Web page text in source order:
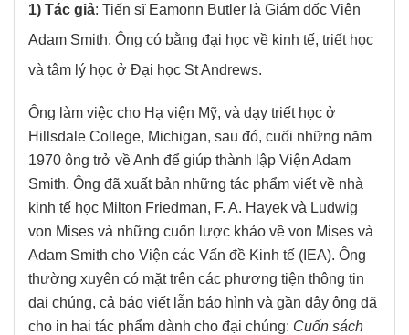
1) Tác giả: Tiến sĩ Eamonn Butler là Giám đốc Viện
Adam Smith. Ông có bằng đại học về kinh tế, triết học
và tâm lý học ở Đại học St Andrews.
Ông làm việc cho Hạ viện Mỹ, và dạy triết học ở
Hillsdale College, Michigan, sau đó, cuối những năm
1970 ông trở về Anh để giúp thành lập Viện Adam
Smith. Ông đã xuất bản những tác phẩm viết về nhà
kinh tế học Milton Friedman, F. A. Hayek và Ludwig
von Mises và những cuốn lược khảo về von Mises và
Adam Smith cho Viện các Vấn đề Kinh tế (IEA). Ông
thường xuyên có mặt trên các phương tiện thông tin
đại chúng, cả báo viết lẫn báo hình và gần đây ông đã
cho in hai tác phẩm dành cho đại chúng: Cuốn sách